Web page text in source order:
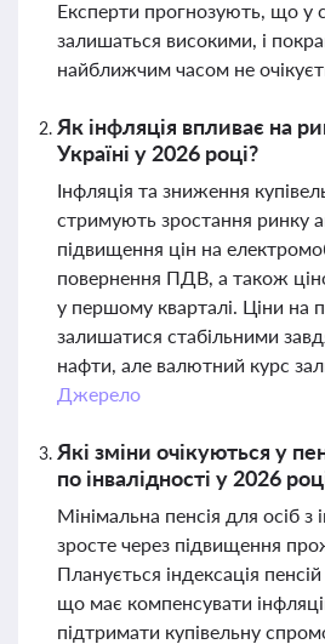
Експерти прогнозують, що у
залишаться високими, і
найближчим часом не
Як інфляція впливає на
Україні у 2026 році?
Інфляція та зниження
стримують зростання ринку
підвищення цін на
повернення ПДВ, а також
у першому кварталі. Ціни на
залишатися стабільними
нафти, але валютний курс
Джерело
Які зміни очікуються у
по інвалідності у 2026
Мінімальна пенсія для осіб з
зросте через підвищення
Планується індексація
що має компенсувати
підтримати купівельну